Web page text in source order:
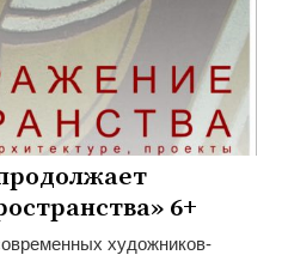
6+
художников-